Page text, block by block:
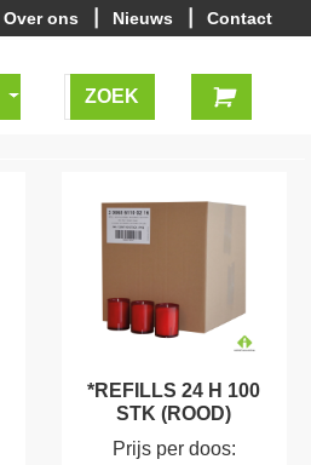
Over ons Nieuws Contact
*REFILLS 24 H 100
STK (ROOD)
Prijs per doos: